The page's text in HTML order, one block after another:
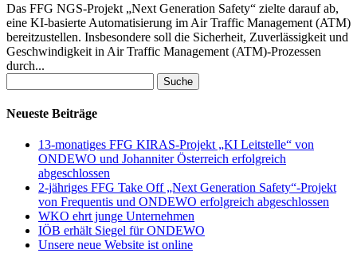
Das FFG NGS-Projekt „Next Generation Safety“ zielte darauf ab,
eine KI-basierte Automatisierung im Air Traffic Management (ATM)
bereitzustellen. Insbesondere soll die Sicherheit, Zuverlässigkeit und
Geschwindigkeit in Air Traffic Management (ATM)-Prozessen
durch...
nach:
Neueste Beiträge
13-monatiges FFG KIRAS-Projekt „KI Leitstelle“ von
ONDEWO und Johanniter Österreich erfolgreich
abgeschlossen
2-jähriges FFG Take Off „Next Generation Safety“-Projekt
von Frequentis und ONDEWO erfolgreich abgeschlossen
WKO ehrt junge Unternehmen
IÖB erhält Siegel für ONDEWO
Unsere neue Website ist online